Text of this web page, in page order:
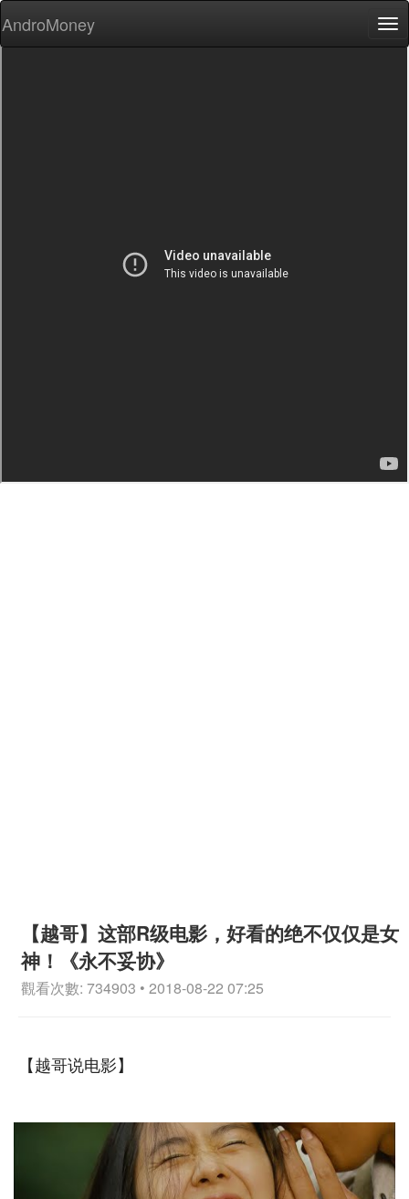
AndroMoney
【越哥】这部R级电影，好看的绝不仅仅是女
神！《永不妥协》
觀看次數: 734903 • 2018-08-22 07:25
【越哥说电影】